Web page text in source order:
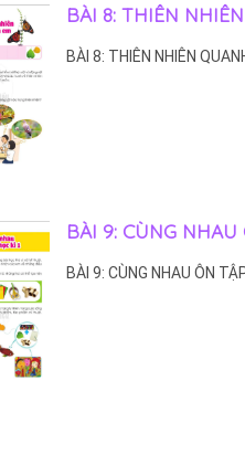
BÀI 8: THIÊN
BÀI 8: THIÊN NHIÊN
BÀI 9: CÙNG NHAU
BÀI 9: CÙNG NHAU ÔN